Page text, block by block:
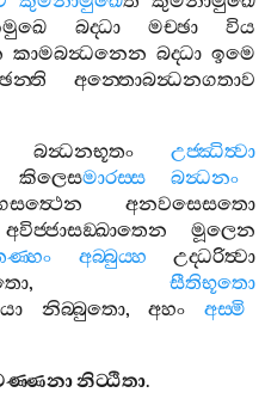
බද‍්ධා මච‍්ඡා
විය
කාමබන්‍ධනෙන බද‍්ධා ඉමෙ
අන‍්තොබන්‍ධනගතාව
බන්‍ධනභූතං
උජ‍්ඣිත්‍වා
කිලෙසමාරස‍්ස
බන්‍ධනං
අනවසෙසතො
අවිජ‍්ජාසඞ‍්ඛාතෙන
මූලෙන
අබ‍්බුය‍්හ
උද‍්ධරිත්‍වා
, සීතිභූතො
නිබ‍්බුතො,අහං
අස‍්මි
නිට‍්ඨිතා.